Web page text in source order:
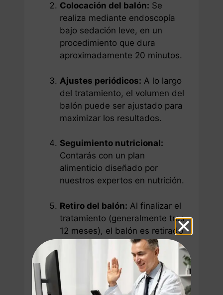
Colocación del balón: Se
realiza mediante endoscopía
bajo sedación leve, en un
procedimiento que dura
aproximadamente 20 minutos.
Ajustes periódicos: A lo largo
del tratamiento, el volumen del
balón puede ser ajustado para
maximizar los resultados.
Seguimiento nutricional:
Contarás con un plan
alimenticio diseñado por
nuestros expertos en nutrición.
Retiro del balón: Al finalizar el
tratamiento (generalmente tras
12 meses), el balón es retirado
de manera segura.
CONVERSA CON UN
ESPECIALISTA